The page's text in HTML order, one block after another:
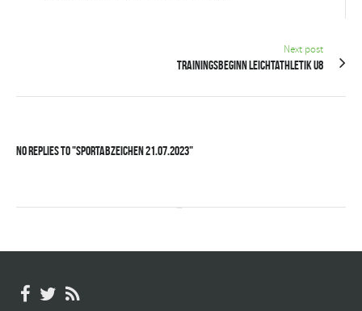
Next post
Trainingsbeginn Leichtathletik U8
No Replies to "Sportabzeichen 21.07.2023"